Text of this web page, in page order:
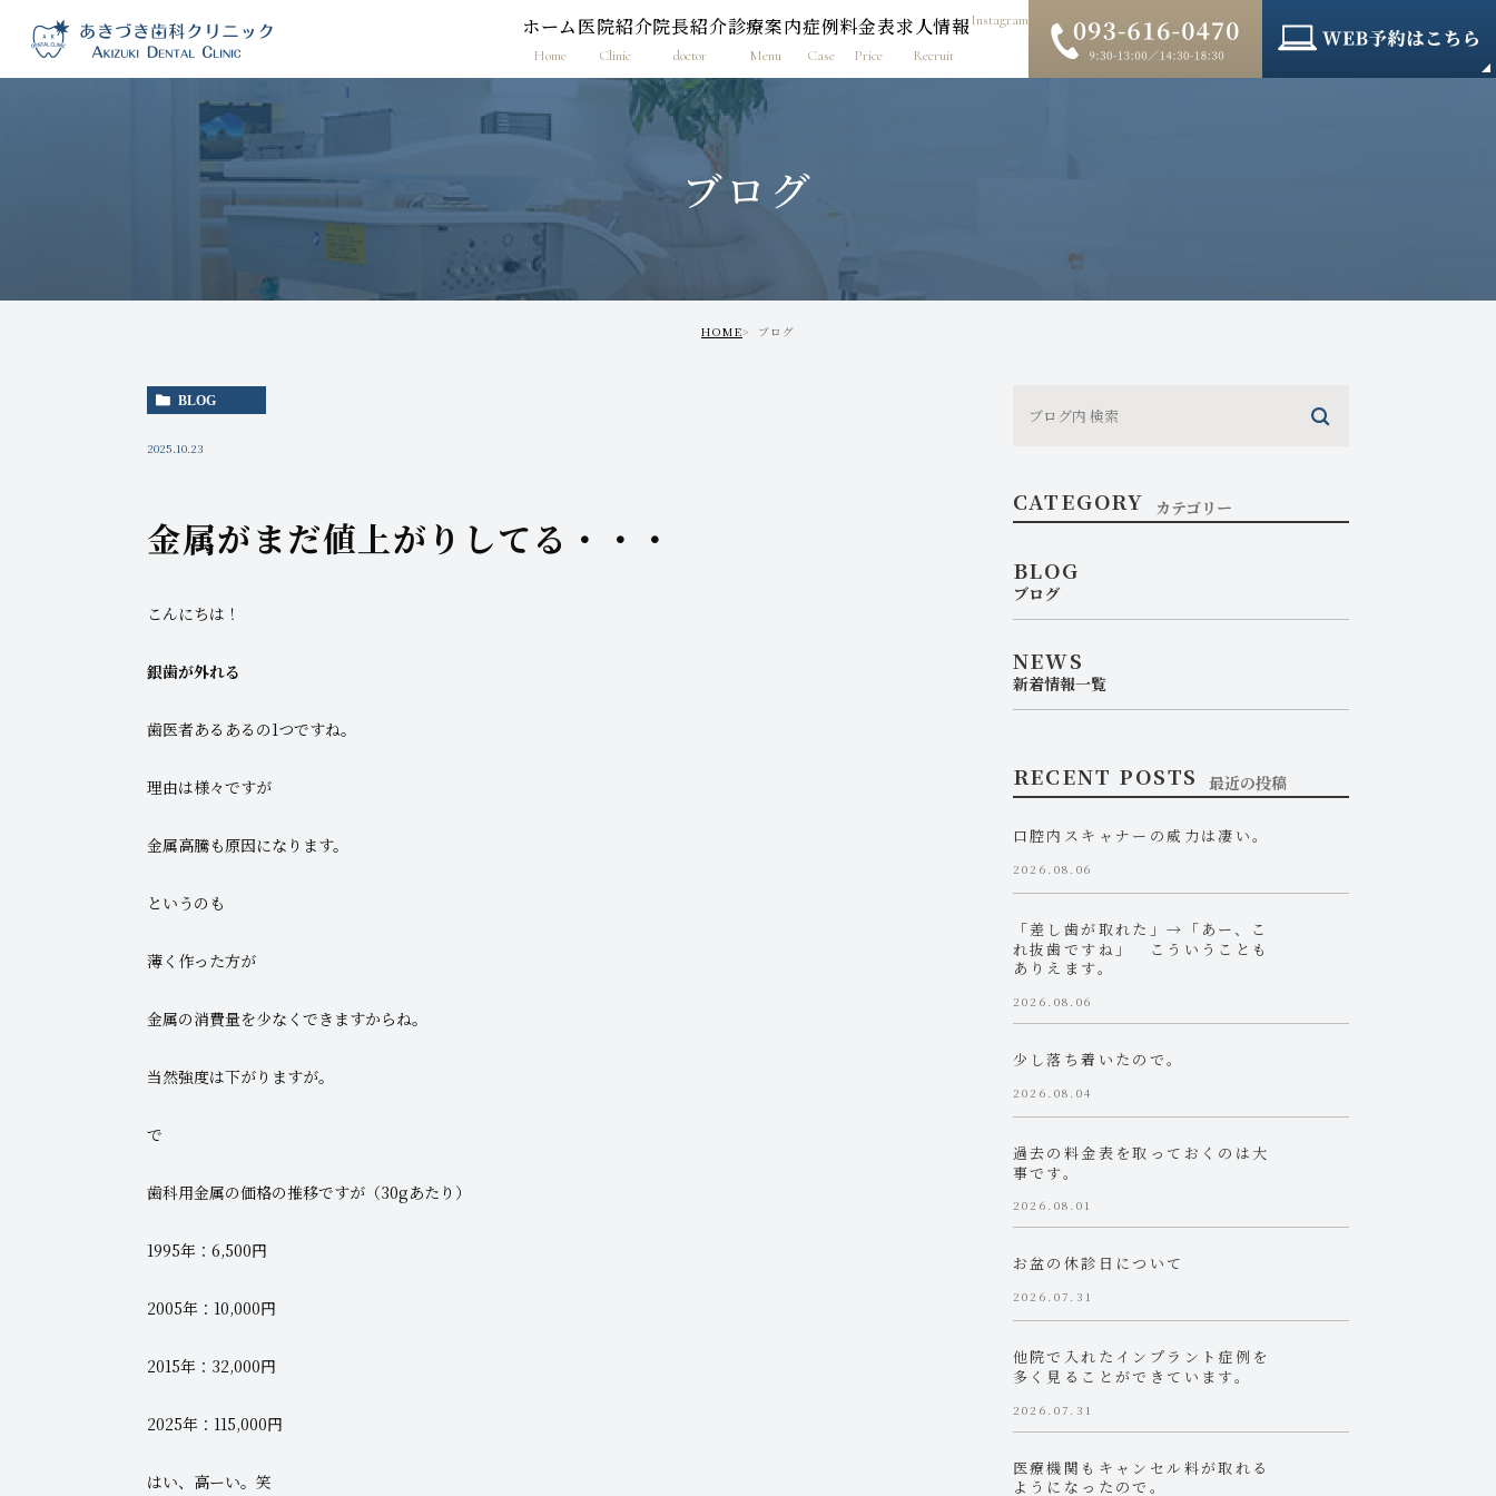
ホーム
Home
医院紹介
Clinic
院長紹介
doctor
診療案内
Menu
症例
Case
料金表
Price
求人情報
Recruit
Instagram
ブログ
HOME ブログ
BLOG
2025.10.23
金属がまだ値上がりしてる・・・
こんにちは！
銀歯が外れる
歯医者あるあるの1つですね。
理由は様々ですが
金属高騰も原因になります。
というのも
薄く作った方が
金属の消費量を少なくできますからね。
当然強度は下がりますが。
で
歯科用金属の価格の推移ですが（30gあたり）
1995年：6,500円
2005年：10,000円
2015年：32,000円
2025年：115,000円
はい、高ーい。笑
CATEGORY カテゴリー
BLOG
ブログ
NEWS
新着情報一覧
RECENT POSTS 最近の投稿
口腔内スキャナーの威力は凄い。
2026.08.06
「差し歯が取れた」→「あー、こ
れ抜歯ですね」 こういうことも
ありえます。
2026.08.06
少し落ち着いたので。
2026.08.04
過去の料金表を取っておくのは大
事です。
2026.08.01
お盆の休診日について
2026.07.31
他院で入れたインプラント症例を
多く見ることができています。
2026.07.31
医療機関もキャンセル料が取れる
ようになったので。